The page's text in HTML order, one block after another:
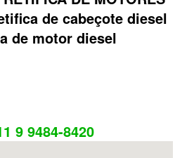
de cabeçote diesel
de motor diesel
9 9484-8420